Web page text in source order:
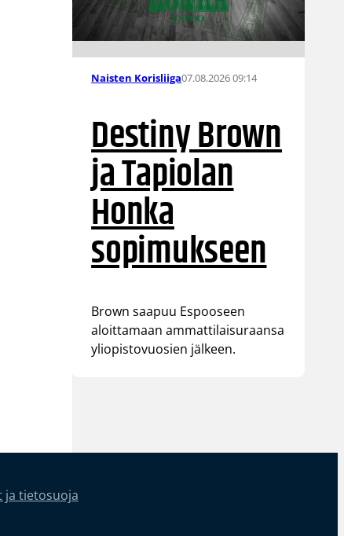
Naisten Korisliiga07.08.2026 09:14
Destiny Brown
ja Tapiolan
Honka
sopimukseen
Brown saapuu Espooseen
aloittamaan ammattilaisuraansa
yliopistovuosien jälkeen.
ja tietosuoja